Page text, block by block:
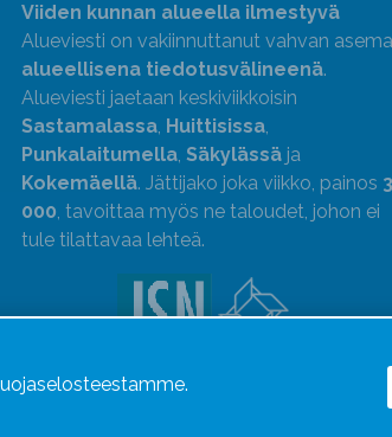
Viiden kunnan alueella ilmestyvä
Alueviesti on vakiinnuttanut vahvan
alueellisena tiedotusvälineenä.
Alueviesti jaetaan keskiviikkoisin
Sastamalassa, Huittisissa,
Punkalaitumella, Säkylässäja
Kokemäellä. Jättijako joka viikko, painos
000, tavoittaa myös ne taloudet, johon ei
tule tilattavaa lehteä.
Uutismedian Liiton jäsen. Noudatamme